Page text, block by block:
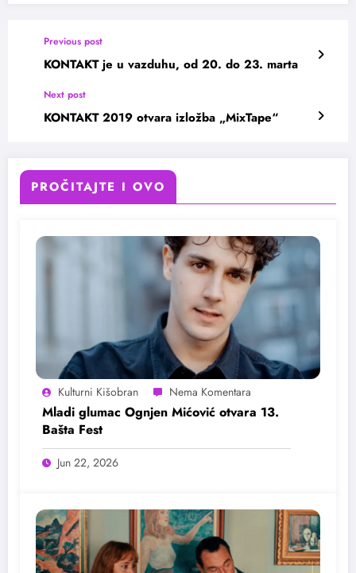
Previous post
KONTAKT je u vazduhu, od 20. do 23. marta
Next post
KONTAKT 2019 otvara izložba „MixTape“
PROČITAJTE I OVO
Kulturni Kišobran
Mladi glumac Ognjen Mićović otvara 13.
Bašta Fest
Jun 22, 2026